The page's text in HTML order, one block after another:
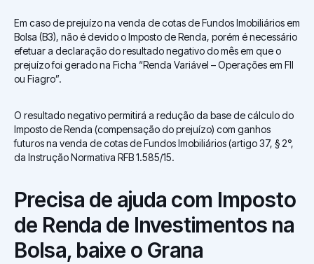
Em caso de prejuízo na venda de cotas de Fundos Imobiliários em
Bolsa (B3), não é devido o Imposto de Renda, porém é necessário
efetuar a declaração do resultado negativo do mês em que o
prejuízo foi gerado na Ficha “Renda Variável – Operações em FII
ou Fiagro”.
O resultado negativo permitirá a redução da base de cálculo do
Imposto de Renda (compensação do prejuízo) com ganhos
futuros na venda de cotas de Fundos Imobiliários (artigo 37, § 2°,
da Instrução Normativa RFB 1.585/15.
Precisa de ajuda com Imposto
de Renda de Investimentos na
Bolsa, baixe o Grana